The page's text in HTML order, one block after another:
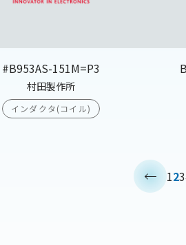
#B953AS-151M=P3
村田製作所
インダクタ(コイル)
123